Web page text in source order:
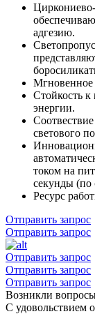
адгезию.
Мгновенное
Стойкость
энергии.
светового
током на
секунды (по
Ресурс
Отправить запрос
Отправить запрос
Отправить запрос
Отправить запрос
Отправить запрос
Возникли
С удовольствием